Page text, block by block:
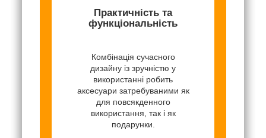
Практичність та
функціональність
Комбінація сучасного
дизайну із зручністю у
використанні робить
аксесуари затребуваними як
для повсякденного
використання, так і як
подарунки.